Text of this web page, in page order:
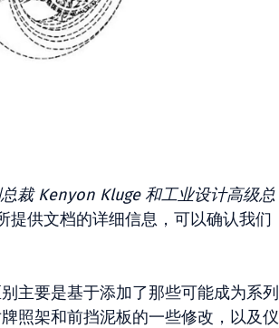
裁 Kenyon Kluge 和工业设计高级总
提供文档的详细信息，可以确认我们
主要是基于添加了那些可能成为系列
照架和前挡泥板的一些修改，以及仪